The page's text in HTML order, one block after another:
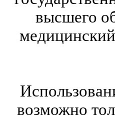
высшего
возможно